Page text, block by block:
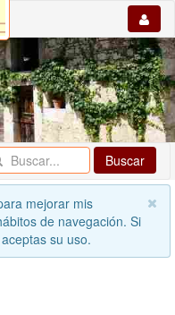
Buscar
mejorar mis
de navegación. Si
su uso.